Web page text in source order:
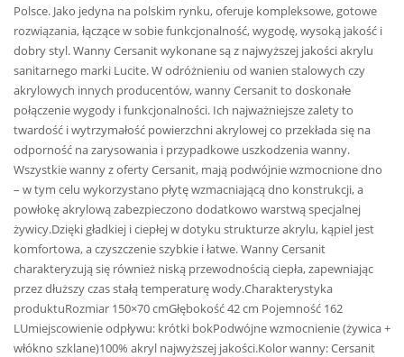
Polsce. Jako jedyna na polskim rynku, oferuje kompleksowe, gotowe
rozwiązania, łączące w sobie funkcjonalność, wygodę, wysoką jakość i
dobry styl. Wanny Cersanit wykonane są z najwyższej jakości akrylu
sanitarnego marki Lucite. W odróżnieniu od wanien stalowych czy
akrylowych innych producentów, wanny Cersanit to doskonałe
połączenie wygody i funkcjonalności. Ich najważniejsze zalety to
twardość i wytrzymałość powierzchni akrylowej co przekłada się na
odporność na zarysowania i przypadkowe uszkodzenia wanny.
Wszystkie wanny z oferty Cersanit, mają podwójnie wzmocnione dno
– w tym celu wykorzystano płytę wzmacniającą dno konstrukcji, a
powłokę akrylową zabezpieczono dodatkowo warstwą specjalnej
żywicy.Dzięki gładkiej i ciepłej w dotyku strukturze akrylu, kąpiel jest
komfortowa, a czyszczenie szybkie i łatwe. Wanny Cersanit
charakteryzują się również niską przewodnością ciepła, zapewniając
przez dłuższy czas stałą temperaturę wody.Charakterystyka
produktuRozmiar 150×70 cmGłębokość 42 cm Pojemność 162
LUmiejscowienie odpływu: krótki bokPodwójne wzmocnienie (żywica +
włókno szklane)100% akryl najwyższej jakości.Kolor wanny: Cersanit